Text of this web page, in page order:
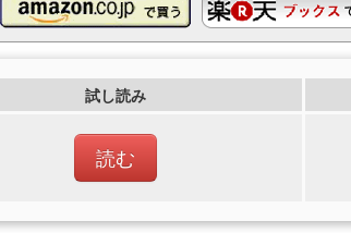
試し読み
読む